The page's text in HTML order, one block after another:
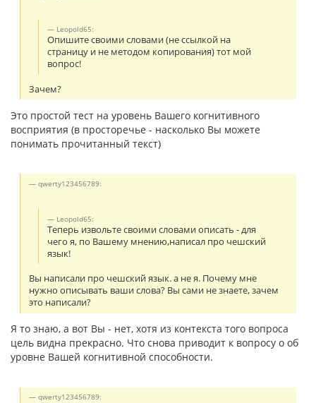
Leopold65:
Опишите своими словами (не ссылкой на
страницу и не методом копирования) тот мой
вопрос!
Зачем?
Это простой тест на уровень Вашего когнитивного
восприятия (в просторечье - насколько Вы можете
понимать прочитанный текст)
qwerty123456789:
Leopold65:
Теперь извольте своими словами описать - для
чего я, по Вашему мнению,написал про чешский
язык!
Вы написали про чешский язык. а не я. Почему мне
нужно описывать ваши слова? Вы сами не знаете, зачем
это написали?
Я то знаю, а вот Вы - нет, хотя из контекста того вопроса
цель видна прекрасно. Что снова приводит к вопросу о об
уровне Вашей когнитивной способности.
qwerty123456789: